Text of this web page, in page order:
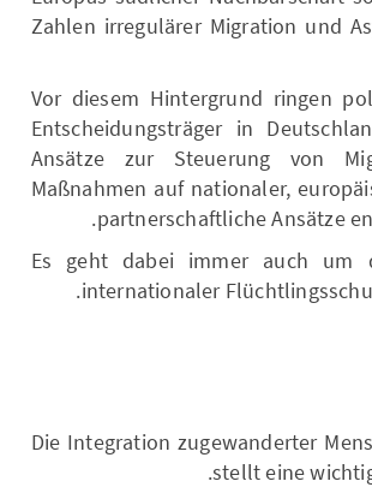
Zahlen irregulärer Migration und
Vor diesem Hintergrund ringen
Entscheidungsträger in
Ansätze zur Steuerung von
Maßnahmen auf nationaler,
partnerschaftliche Ansätze
Es geht dabei immer auch um
internationaler
Die Integration zugewanderter
stellt eine